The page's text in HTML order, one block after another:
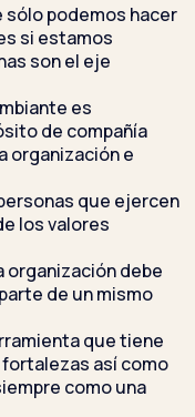
sólo podemos hacer
si estamos
son el eje
es
de compañía
organización e
que ejercen
los valores
organización debe
de un mismo
que tiene
así como
como una